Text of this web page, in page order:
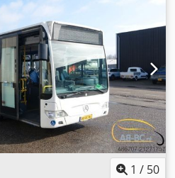
1 / 50